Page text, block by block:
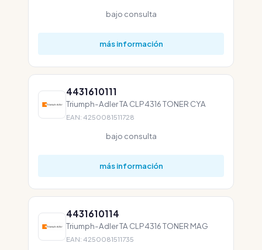
bajo consulta
más información
4431610111
Triumph-Adler TA CLP4316 TONER CYA
EAN: 4250081511728
bajo consulta
más información
4431610114
Triumph-Adler TA CLP4316 TONER MAG
EAN: 4250081511735